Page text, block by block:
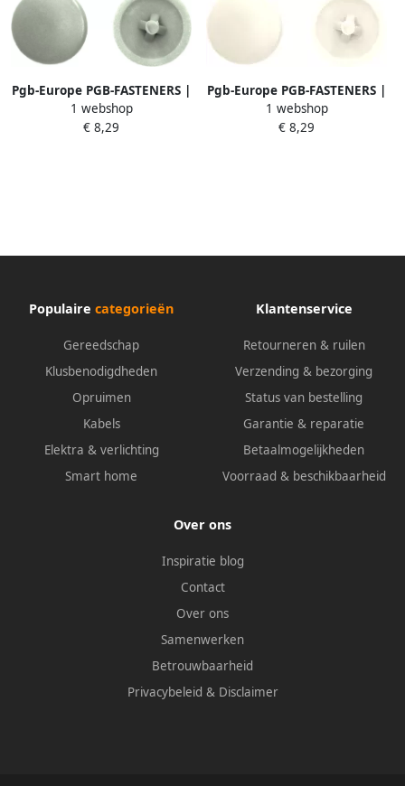
Pgb-Europe PGB-FASTENERS |
Afdekkap PZ 2 (12mm) R7001
0AFD02N00002070015
1 webshop
€ 8,29
Pgb-Europe PGB-FASTENERS |
Afdekkap PZ 2 (12mm) R9001
0AFD02N00002090015
1 webshop
€ 8,29
Populaire categorieën
Gereedschap
Klusbenodigdheden
Opruimen
Kabels
Elektra & verlichting
Smart home
Klantenservice
Retourneren & ruilen
Verzending & bezorging
Status van bestelling
Garantie & reparatie
Betaalmogelijkheden
Voorraad & beschikbaarheid
Over ons
Inspiratie blog
Contact
Over ons
Samenwerken
Betrouwbaarheid
Privacybeleid & Disclaimer